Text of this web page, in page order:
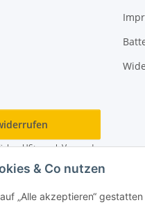
& Co nutzen
„Alle akzeptieren“
USt., zzgl.Versand